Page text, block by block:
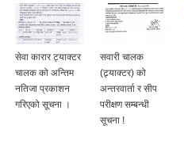
सेवा कारार ट्याक्टर
चालक को अन्तिम
नतिजा प्रकाशन
गरिएको सूचना ।
सवारी चालक
(ट्र्याक्टर) को
अन्तरवार्ता र सीप
परीक्षण सम्बन्धी
सूचना !